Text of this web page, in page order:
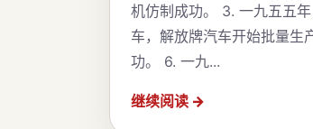
机仿制成功。 3. 一九五五
车，解放牌汽车开始批量生
功。 6. 一九...
继续阅读